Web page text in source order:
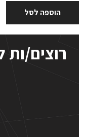
הוספה לסל
רוצים/ות